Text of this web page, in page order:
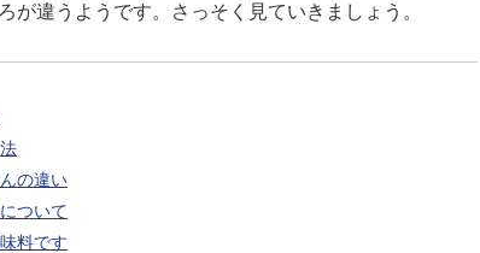
が違うようです。さっそく見ていきましょう。
の違い
ついて
料です